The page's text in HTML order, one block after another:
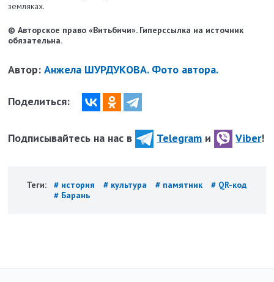
земляках.
© Авторское право «Витьбичи». Гиперссылка на источник
обязательна.
Автор:Анжела ШУРДУКОВА. Фото автора.
Поделиться:
Подписывайтесь на нас в Telegram и Viber!
Теги: # история # культура # памятник
# QR-код
# Барань